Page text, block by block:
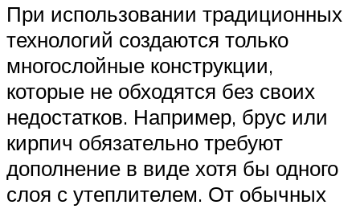
При использовании традиционных
технологий создаются только
многослойные конструкции,
которые не обходятся без своих
недостатков. Например, брус или
кирпич обязательно требуют
дополнение в виде хотя бы одного
слоя с утеплителем. От обычных